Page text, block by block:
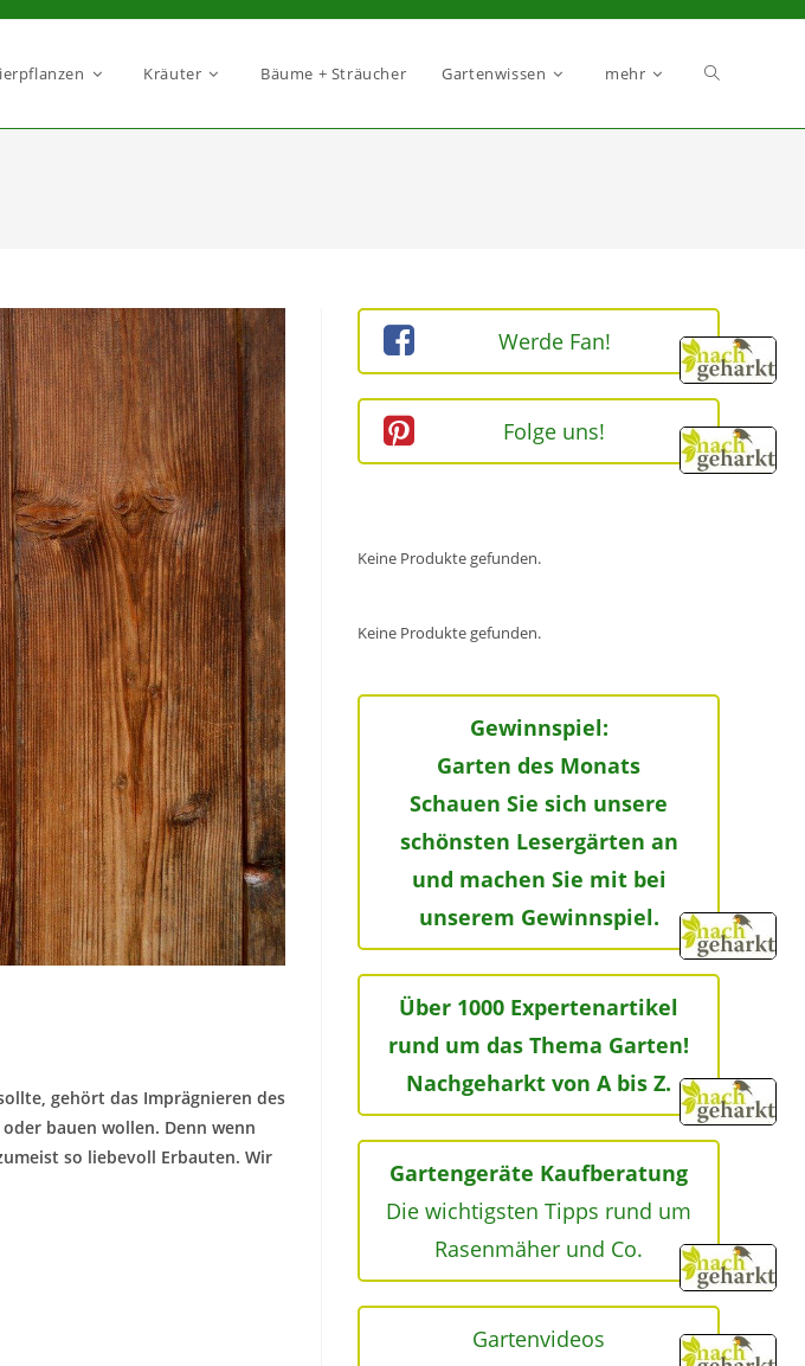
Kräuter Bäume + Sträucher Gartenwissen mehr
gehört das Imprägnieren des
bauen wollen. Denn wenn
so liebevoll Erbauten. Wir
Werde Fan!
Folge uns!
Keine Produkte gefunden.
Keine Produkte gefunden.
Gewinnspiel:
Garten des Monats
Schauen Sie sich unsere
schönsten Lesergärten an
und machen Sie mit bei
unserem Gewinnspiel.
Über 1000 Expertenartikel
rund um das Thema Garten!
Nachgeharkt von A bis Z.
Gartengeräte Kaufberatung
Die wichtigsten Tipps rund um
Rasenmäher und Co.
Gartenvideos